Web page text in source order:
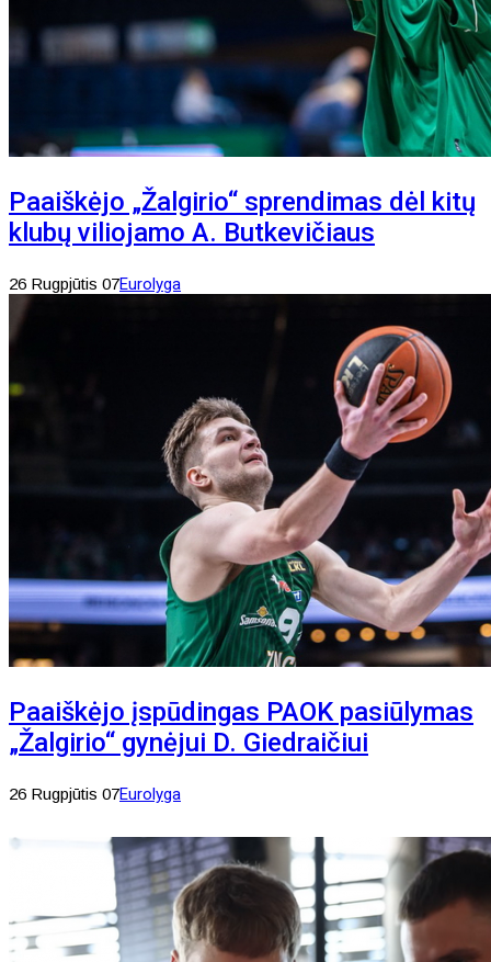
Paaiškėjo „Žalgirio“ sprendimas dėl kitų
klubų viliojamo A. Butkevičiaus
26 Rugpjūtis 07Eurolyga
Paaiškėjo įspūdingas PAOK pasiūlymas
„Žalgirio“ gynėjui D. Giedraičiui
26 Rugpjūtis 07Eurolyga